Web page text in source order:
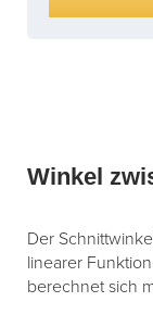
Winkel
Der
linearer
berechnet sich